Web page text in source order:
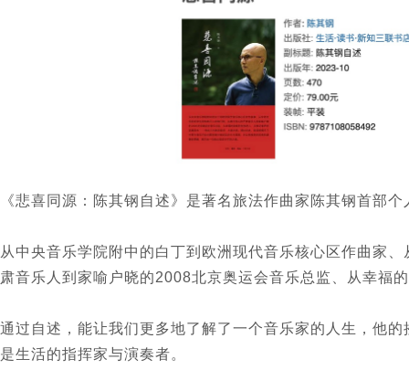
《悲喜同源：陈其钢自述》是著名旅法作曲家陈其钢首部个
从中央音乐学院附中的白丁到欧洲现代音乐核心区作曲家
肃音乐人到家喻户晓的2008北京奥运会音乐总监、从幸
通过自述，能让我们更多地了解了一个音乐家的人生，他
是生活的指挥家与演奏者。